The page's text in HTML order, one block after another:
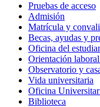
Pruebas de acceso
Admisión
Matrícula y
Becas, ayudas y
Oficina del
Orientación
Observatorio y
Vida universitaria
Oficina
Biblioteca